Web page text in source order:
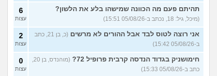
האם כדאי עגלות באמריקה/
קוסמטיקה?
(אנגל, בת 22)
3
עצות
מסיימת תואר במדמח ולא
יודעת לאן להמשיך מפה
3
עצות
שאלות על המקצוע של הנהלת
חשבונות (מישהי, בת 30)
5
עצות
תהיתם פעם מה הכוונה שמישהו בלע את הלשון?
(מיכל, גיל: 18, נכתב ב-05/08/26 15:51)
6
עצות
אני רוצה לטוס לבד אבל ההורים לא מרשים
(כ, בן 21, כתב
ב-05/08/26 15:42)
2
עצות
חימושניק בגדוד הנדסה קרבית פרופיל 72?
כתב ב-05/08/26 15:33)
0
עצות